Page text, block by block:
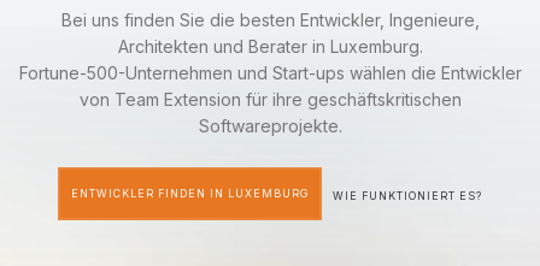
Bei uns finden Sie die besten Entwickler, Ingenieure,
Architekten und Berater in Luxemburg.
Fortune-500-Unternehmen und Start-ups wählen die Entwickler
von Team Extension für ihre geschäftskritischen
Softwareprojekte.
ENTWICKLER FINDEN IN LUXEMBURG WIE FUNKTIONIERT ES?